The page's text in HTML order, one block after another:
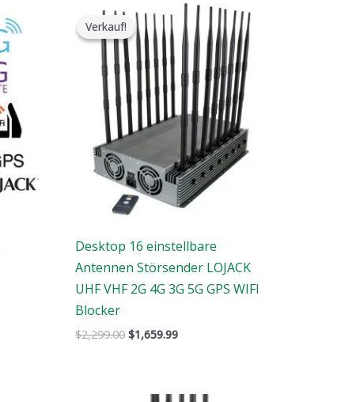
Verkauf!
Verkauf!
Desktop 16 einstellbare
Antennen Störsender LOJACK
UHF VHF 2G 4G 3G 5G GPS WIFI
Blocker
$2,299.00
ursprüngliche
Preis
war:
$2,299.00.
$1,659.99
Der
aktuelle
Preis
ist:
$1,659.99.